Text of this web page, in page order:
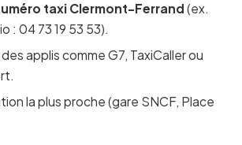
taxi Clermont-Ferrand (ex.
: 04 73 19 53 53).
applis comme G7, TaxiCaller ou
la plus proche (gare SNCF, Place